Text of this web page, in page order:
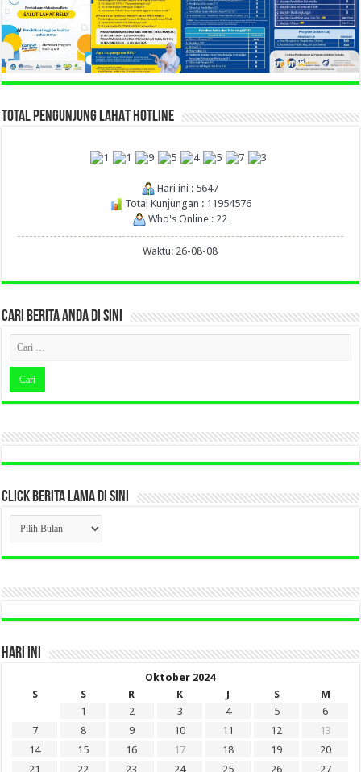
TOTAL PENGUNJUNG LAHAT HOTLINE
Hari ini : 5647
Total Kunjungan : 11954576
Who's Online : 22
Waktu: 26-08-08
CARI BERITA ANDA DI SINI
CLICK BERITA LAMA DI SINI
CLICK
BERITA
LAMA
DI
HARI INI
Oktober 2024
S
S R K J S
M
1
2 3 4 5
6
7
8 9 10 11 12
13
14
15 16 17 18 19
20
21
22 23 24 25 26
27